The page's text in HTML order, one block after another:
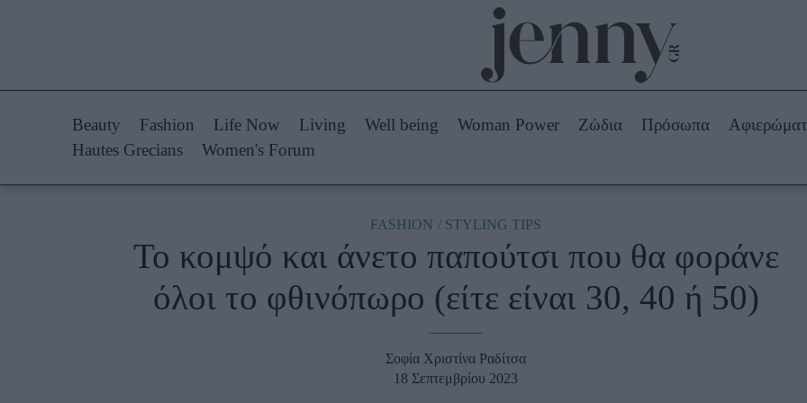
Styling Tips
Fashion News
Beauty -
Ομορφιά
Skincare
Μακιγιάζ
Woman Power Πρόσωπα Ζώδια
Beauty Fashion Life Now Living Well being Woman Power Ζώδια Πρόσωπα
Hautes Grecians
Women's Forum
FASHION STYLING TIPS
Το κομψό και άνετο παπούτσι που θα φοράνε
όλοι το φθινόπωρο (είτε είναι 30, 40 ή 50)
Σοφία Χριστίνα Ραδίτσα
18 Σεπτεμβρίου 2023